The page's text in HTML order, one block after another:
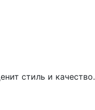
стиль и качество.